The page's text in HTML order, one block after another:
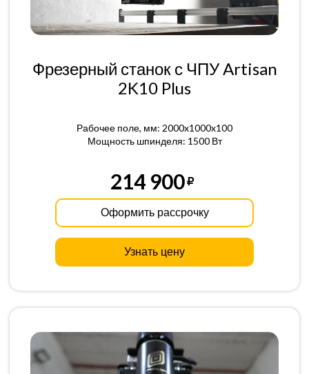
Фрезерный станок с ЧПУ Artisan
2K10 Plus
Рабочее поле, мм: 2000x1000x100
Мощность шпинделя: 1500 Вт
214 900
Оформить рассрочку
Узнать цену